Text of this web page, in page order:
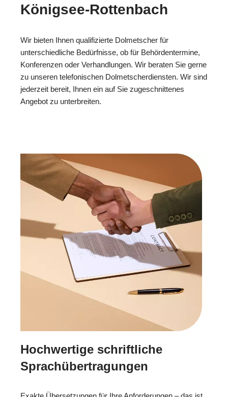
Königsee-Rottenbach
Wir bieten Ihnen qualifizierte Dolmetscher für
unterschiedliche Bedürfnisse, ob für Behördentermine,
Konferenzen oder Verhandlungen. Wir beraten Sie gerne
zu unseren telefonischen Dolmetscherdiensten. Wir sind
jederzeit bereit, Ihnen ein auf Sie zugeschnittenes
Angebot zu unterbreiten.
Hochwertige schriftliche
Sprachübertragungen